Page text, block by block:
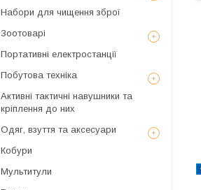
Набори для чищення зброї
Зоотоварі
Портативні електростанції
Побутова техніка
Активні тактичні навушники та
кріплення до них
Одяг, взуття та аксесуари
Кобури
Мультитули